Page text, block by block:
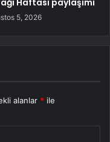
Haftası paylaşımı
5, 2026
alanlar * ile